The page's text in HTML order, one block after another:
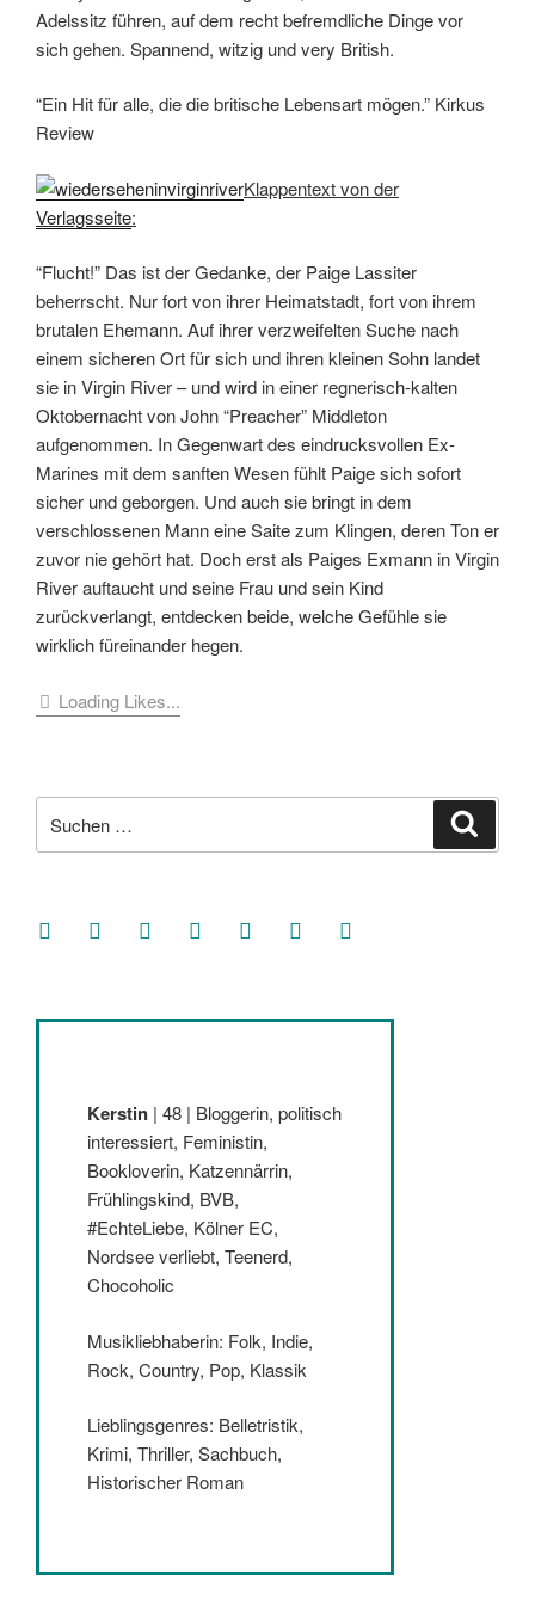
Adelssitz führen, auf dem recht befremdliche Dinge vor
sich gehen. Spannend, witzig und very British.
“Ein Hit für alle, die die britische Lebensart mögen.” Kirkus
Review
Klappentext von der
Verlagsseite:
“Flucht!” Das ist der Gedanke, der Paige Lassiter
beherrscht. Nur fort von ihrer Heimatstadt, fort von ihrem
brutalen Ehemann. Auf ihrer verzweifelten Suche nach
einem sicheren Ort für sich und ihren kleinen Sohn landet
sie in Virgin River – und wird in einer regnerisch-kalten
Oktobernacht von John “Preacher” Middleton
aufgenommen. In Gegenwart des eindrucksvollen Ex-
Marines mit dem sanften Wesen fühlt Paige sich sofort
sicher und geborgen. Und auch sie bringt in dem
verschlossenen Mann eine Saite zum Klingen, deren Ton er
zuvor nie gehört hat. Doch erst als Paiges Exmann in Virgin
River auftaucht und seine Frau und sein Kind
zurückverlangt, entdecken beide, welche Gefühle sie
wirklich füreinander hegen.
Loading Likes...
nach:
facebooksoundcloud
twitter mastodoninstagramthreads goodreads
Kerstin | 48 | Bloggerin, politisch
interessiert, Feministin,
Bookloverin, Katzennärrin,
Frühlingskind, BVB,
#EchteLiebe, Kölner EC,
Nordsee verliebt, Teenerd,
Chocoholic
Musikliebhaberin: Folk, Indie,
Rock, Country, Pop, Klassik
Lieblingsgenres: Belletristik,
Krimi, Thriller, Sachbuch,
Historischer Roman